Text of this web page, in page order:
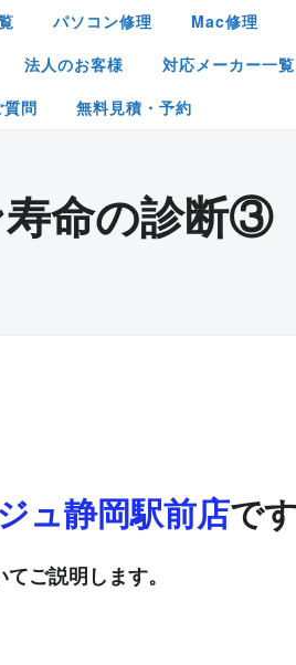
パソコン修理
Mac修理
法人のお客様
対応メーカー一覧
問
無料見積・予約
命の診断③
ュ静岡駅前店で
ご説明します。